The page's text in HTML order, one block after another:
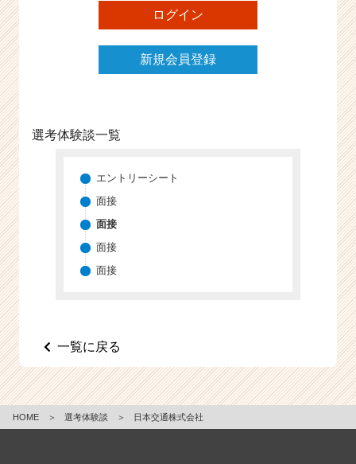
ト
が
届
く
チ
e
e
ログイン
新規会員登録
選考体験談一覧
エントリーシート
面接
面接
面接
面接
一覧に戻る
HOME ＞ 選考体験談 ＞ 日本交通株式会社